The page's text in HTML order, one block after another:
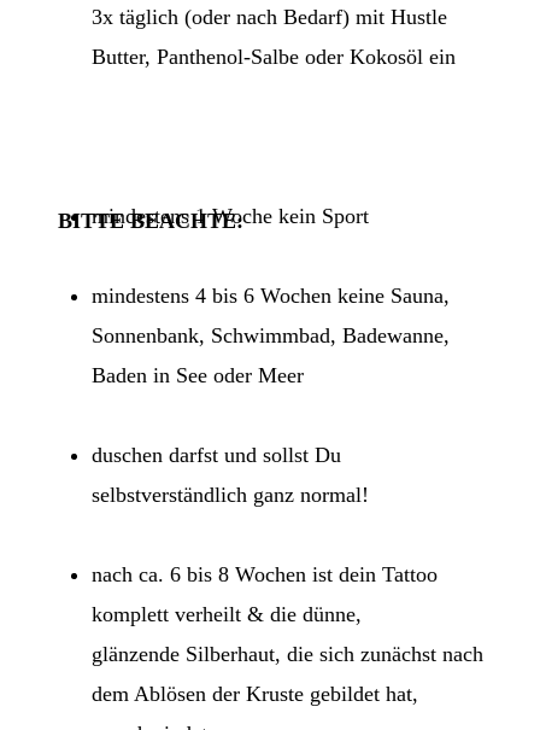
3x täglich (oder nach Bedarf) mit Hustle
Butter, Panthenol-Salbe oder Kokosöl ein
mindestens 1 Woche kein Sport
mindestens 4 bis 6 Wochen keine Sauna,
Sonnenbank, Schwimmbad, Badewanne,
Baden in See oder Meer
duschen darfst und sollst Du
selbstverständlich ganz normal!
nach ca. 6 bis 8 Wochen ist dein Tattoo
komplett verheilt & die dünne,
glänzende Silberhaut, die sich zunächst nach
dem Ablösen der Kruste gebildet hat,
BITTE BEACHTE: